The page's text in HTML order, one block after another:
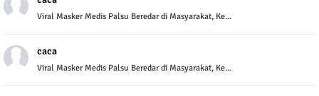
Viral Masker Medis Palsu Beredar di Masyarakat, Ke...
caca
Viral Masker Medis Palsu Beredar di Masyarakat, Ke...